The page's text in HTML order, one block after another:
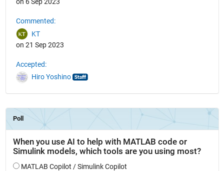
Commented:
KT
on 21 Sep 2023
Accepted:
Hiro Yoshino